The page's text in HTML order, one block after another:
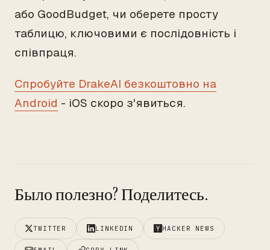
або GoodBudget, чи оберете просту
таблицю, ключовими є послідовність і
співпраця.
Спробуйте DrakeAI безкоштовно на
Android - iOS скоро з'явиться.
Было полезно? Поделитесь.
TWITTER LINKEDIN HACKER NEWS